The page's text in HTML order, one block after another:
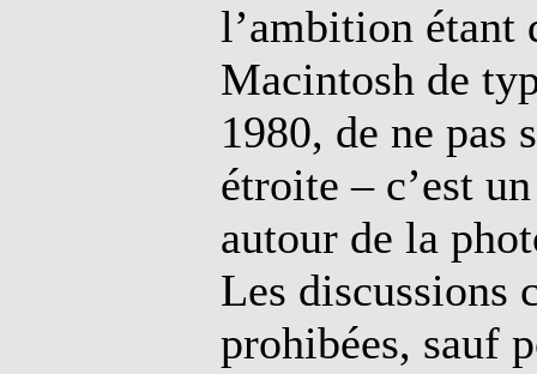
l’ambition étant
Macintosh de
1980, de ne pas
étroite – c’est
autour de la
Les discussions
prohibées, sauf